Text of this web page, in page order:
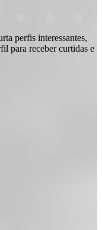
perfis interessantes,
para receber curtidas e